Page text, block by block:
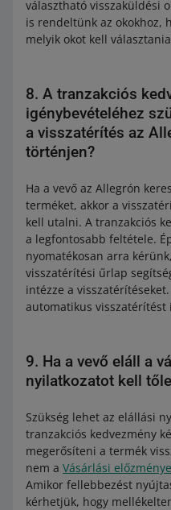
választható visszaküldési
is rendeltünk az okokhoz,
melyik okot kell
8. A tranzakciós
igénybevételéhez
a visszatérítés az
történjen?
Ha a vevő az Allegrón
terméket, akkor a
kell utalni. A tranzakciós
a legfontosabb feltétele.
nyomatékosan arra
visszatérítési űrlap
intézze a
automatikus visszatérítést
9. Ha a vevő eláll a
nyilatkozatot kell
Szükség lehet az elállási
tranzakciós kedvezmény
megerősíteni a termék
nem a Vásárlási
Amikor fellebbezést
kérhetjük, hogy